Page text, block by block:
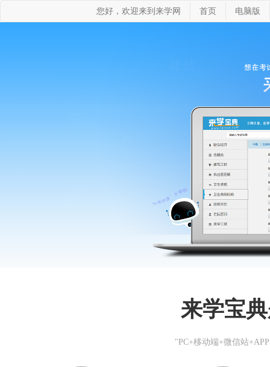
您好，欢迎来到来学网 首页 电脑版
来学宝
"PC+移动端+微信站